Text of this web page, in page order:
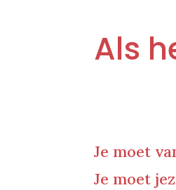
Als
Je moet
Je moet